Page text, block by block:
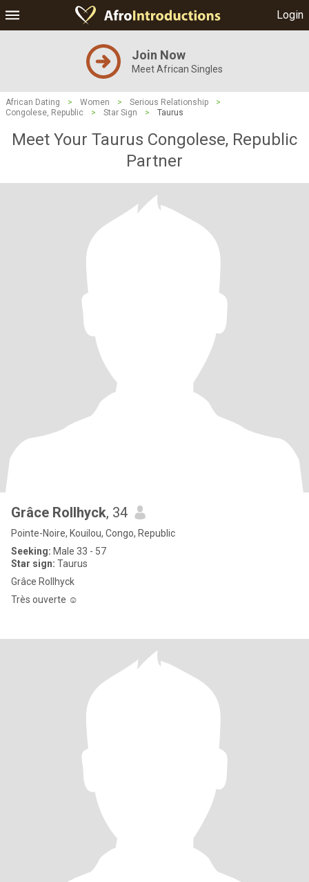
Login
Join Now
Meet African Singles
African Dating > Women > Serious Relationship
>
Congolese, Republic
> Star Sign > Taurus
Meet Your Taurus Congolese, Republic
Partner
Grâce Rollhyck, 34
Pointe-Noire, Kouilou, Congo, Republic
Seeking: Male 33 - 57
Star sign: Taurus
Grâce Rollhyck
Très ouverte ☺️